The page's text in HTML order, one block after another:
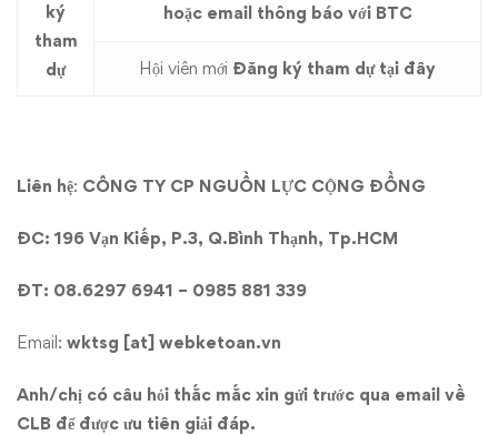
ký
tham
dự
hoặc email thông báo với BTC
Hội viên mới Đăng ký tham dự tại đây
Liên hệ: CÔNG TY CP NGUỒN LỰC CỘNG ĐỒNG
ĐC: 196 Vạn Kiếp, P.3, Q.Bình Thạnh, Tp.HCM
ĐT: 08.6297 6941 – 0985 881 339
Email: wktsg [at] webketoan.vn
Anh/chị có câu hỏi thắc mắc xin gửi trước qua email về
CLB để được ưu tiên giải đáp.